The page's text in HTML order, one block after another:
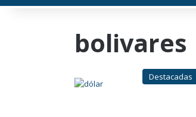
bolivares
Destacadas